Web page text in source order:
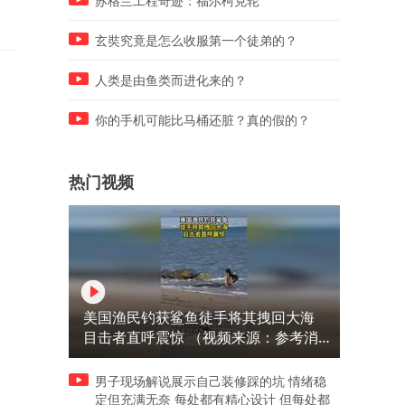
玄奘究竟是怎么收服第一个徒弟的？
人类是由鱼类而进化来的？
你的手机可能比马桶还脏？真的假的？
热门视频
美国渔民钓获鲨鱼徒手将其拽回大海
目击者直呼震惊 （视频来源：参考消
息）
男子现场解说展示自己装修踩的坑 情绪稳
定但充满无奈 每处都有精心设计 但每处都